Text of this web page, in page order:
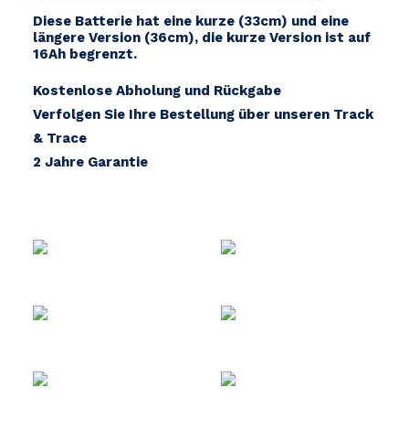
Diese Batterie hat eine kurze (33cm) und eine
längere Version (36cm), die kurze Version ist auf
16Ah begrenzt.
Kostenlose Abholung und Rückgabe
Verfolgen Sie Ihre Bestellung über unseren Track
& Trace
2 Jahre Garantie